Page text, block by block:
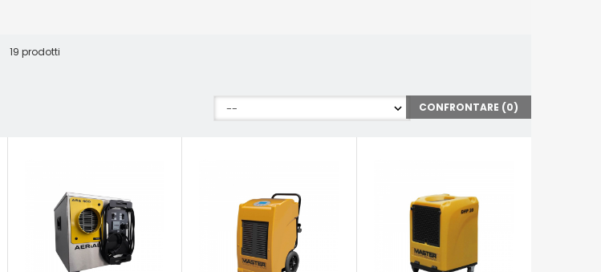
19 prodotti
CONFRONTARE (0)